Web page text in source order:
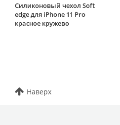
Силиконовый чехол Soft
edge для iPhone 11 Pro
красное кружево
Наверх